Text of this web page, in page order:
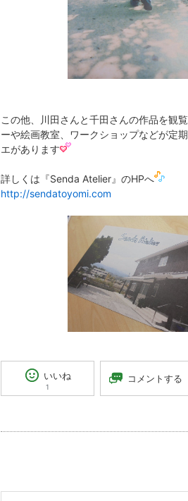
この他、川田さんと千田さんの作品を観
ーや絵画教室、ワークショップなどが定
エがあります
詳しくは『Senda Atelier』のHPへ
http://sendatoyomi.com
いいね
1
コメントする